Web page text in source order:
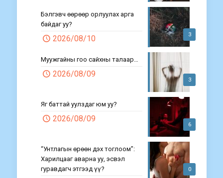
3
Бэлгэвч өөрөөр орлуулах арга
байдаг уу?
2026/08/10
3
Муужгайны гоо сайхны талаар…
2026/08/09
6
Яг баттай уулздаг юм уу?
2026/08/09
0
“Унтлагын өрөөн дэх тоглоом”:
Харилцааг аварна уу, эсвэл
гуравдагч этгээд үү?